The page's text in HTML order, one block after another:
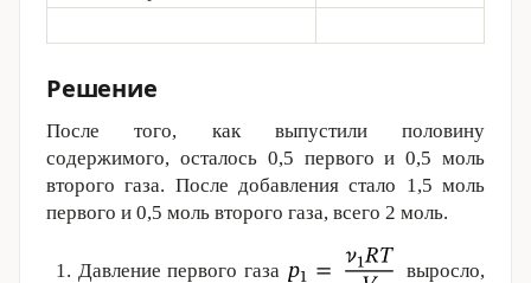
Решение
После того, как выпустили половину
содержимого, осталось 0,5 первого и 0,5 моль
второго газа. После добавления стало 1,5 моль
первого и 0,5 моль второго газа, всего 2 моль.
Давление первого газа
выросло,